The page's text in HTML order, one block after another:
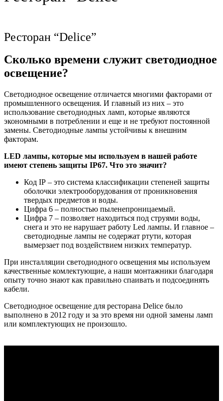
Ресторан “Delice”
Сколько времени служит светодиодное
освещение?
Светодиодное освещение отличается многими факторами от
промышленного освещения. И главный из них – это
использование светодиодных ламп, которые являются
экономными в потреблении и еще и не требуют постоянной
замены. Светодиодные лампы устойчивы к внешним
факторам.
LED лампы, которые мы используем в нашей работе
имеют степень защиты ІР67. Что это значит?
Код ІР – это система классификации степеней защиты
оболочки электрооборудования от проникновения
твердых предметов и воды.
Цифра 6 – полностью пыленепроницаемый.
Цифра 7 – позволяет находиться под струями воды,
снега и это не нарушает работу Led лампы. И главное –
светодиодные лампы не содержат ртути, которая
вымерзает под воздействием низких температур.
При инсталляции светодиодного освещения мы используем
качественные комлектующие, а наши монтажники благодаря
опыту точно знают как правильно спаивать и подсоединять
кабели.
Светодиодное освещение для ресторана Delice было
выполнено в 2012 году и за это время ни одной замены ламп
или комплектующих не произошло.